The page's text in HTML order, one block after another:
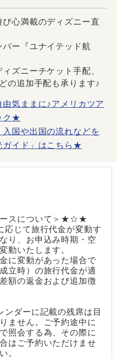
心満載のディズニー直
ー『ユナイテッド航
ズニーチケット手配、
の追加手配も承ります♪
気ままに♪アメリカツア
ク★
国や出国の流れなどを
ガイド」はこちら★
スについて＞★☆★
応じて旅行代金が変動す
り、お申込み時期・空
動いたします。
に変動があった場合で
立時）の旅行代金が適
額の返金および追加徴
ンダーに記載の残席は目
ません。ご予約途中に
照会する為、その際に
はご予約いただけませ
。